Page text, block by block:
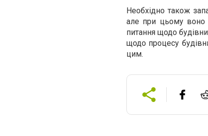
Необхідно також
але при цьому воно
питання щодо
щодо процесу
цим.